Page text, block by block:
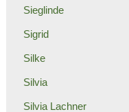
Sieglinde
Sigrid
Silke
Silvia
Silvia Lachner